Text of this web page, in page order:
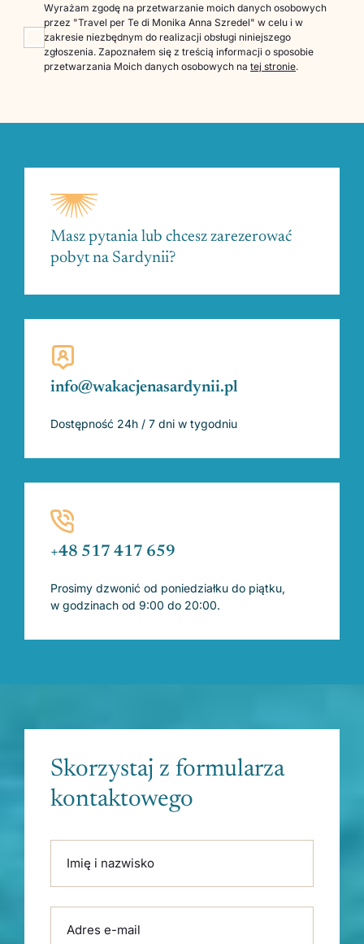
Wyrażam zgodę na przetwarzanie moich danych osobowych
przez "Travel per Te di Monika Anna Szredel" w celu i w
zakresie niezbędnym do realizacji obsługi niniejszego
zgłoszenia. Zapoznałem się z treścią informacji o sposobie
przetwarzania Moich danych osobowych na tej stronie.
Masz pytania lub chcesz zarezerować
pobyt na Sardynii?
info@wakacjenasardynii.pl
Dostępność 24h / 7 dni w tygodniu
+48 517 417 659
Prosimy dzwonić od poniedziałku do piątku,
w godzinach od 9:00 do 20:00.
Skorzystaj z formularza
kontaktowego
Imię i nazwisko
Adres e-mail